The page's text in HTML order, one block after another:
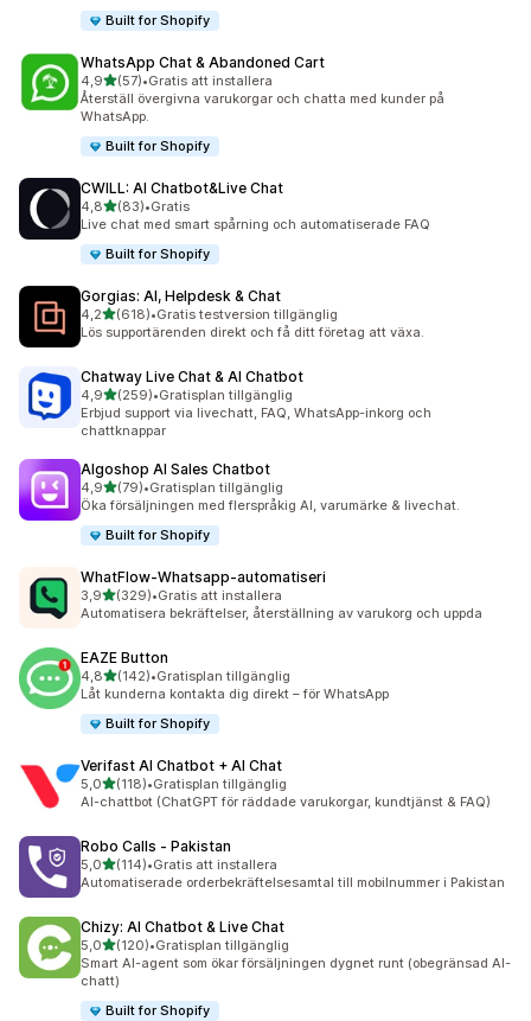
Built for Shopify
WhatsApp Chat & Abandoned Cart
4,9av 5 stjärnor
(57)
57 recensioner totalt
•Gratis att installera
Återställ övergivna varukorgar och chatta med kunder på
WhatsApp.
Built for Shopify
CWILL: AI Chatbot&Live Chat
4,8av 5 stjärnor
(83)
83 recensioner totalt
•Gratis
Live chat med smart spårning och automatiserade FAQ
Built for Shopify
Gorgias: AI, Helpdesk & Chat
4,2av 5 stjärnor
(618)
618 recensioner totalt
•Gratis testversion tillgänglig
Lös supportärenden direkt och få ditt företag att växa.
Chatway Live Chat & AI Chatbot
4,9av 5 stjärnor
(259)
259 recensioner totalt
•Gratisplan tillgänglig
Erbjud support via livechatt, FAQ, WhatsApp-inkorg och
chattknappar
Algoshop AI Sales Chatbot
4,9av 5 stjärnor
(79)
79 recensioner totalt
•Gratisplan tillgänglig
Öka försäljningen med flerspråkig AI, varumärke & livechat.
Built for Shopify
WhatFlow‑Whatsapp‑automatiseri
3,9av 5 stjärnor
(329)
329 recensioner totalt
•Gratis att installera
Automatisera bekräftelser, återställning av varukorg och uppda
EAZE Button
4,8av 5 stjärnor
(142)
142 recensioner totalt
•Gratisplan tillgänglig
Låt kunderna kontakta dig direkt – för WhatsApp
Built for Shopify
Verifast AI Chatbot + AI Chat
5,0av 5 stjärnor
(118)
118 recensioner totalt
•Gratisplan tillgänglig
AI-chattbot (ChatGPT för räddade varukorgar, kundtjänst & FAQ)
Robo Calls ‑ Pakistan
5,0av 5 stjärnor
(114)
114 recensioner totalt
•Gratis att installera
Automatiserade orderbekräftelsesamtal till mobilnummer i Pakistan
Chizy: AI Chatbot & Live Chat
5,0av 5 stjärnor
(120)
120 recensioner totalt
•Gratisplan tillgänglig
Smart AI-agent som ökar försäljningen dygnet runt (obegränsad AI-
chatt)
Built for Shopify